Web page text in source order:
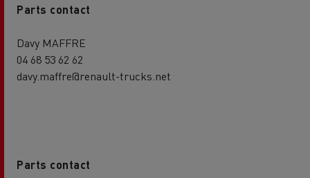
Parts contact
Davy MAFFRE
04 68 53 62 62
davy.maffre@renault-trucks.net
Parts contact